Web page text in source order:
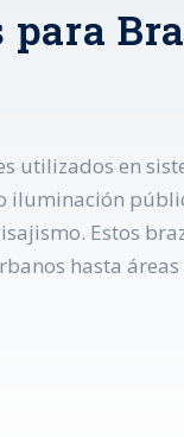
utilizados en
iluminación
Estos
hasta